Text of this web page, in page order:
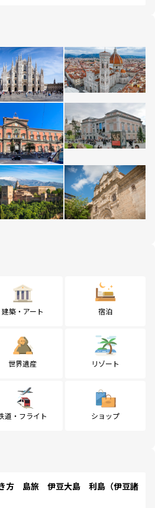
建築・アート 宿泊
世界遺産 リゾート
道・フライト ショップ
方 島旅 伊豆大島 利島（伊豆諸